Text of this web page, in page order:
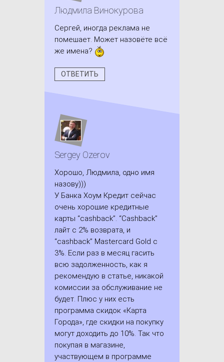
Людмила Винокурова
Сергей, иногда реклама не
помешает. Может назовёте всё
же имена?
ОТВЕТИТЬ
Sergey Ozerov
Хорошо, Людмила, одно имя
назову)))
У Банка Хоум Кредит сейчас
очень хорошие кредитные
карты “cashback”. “Cashback”
лайт с 2% возврата, и
“cashback” Mastercard Gold с
3%. Если раз в месяц гасить
всю задолженность, как я
рекомендую в статье, никакой
комиссии за обслуживание не
будет. Плюс у них есть
программа скидок «Карта
Города», где скидки на покупку
могут доходить до 10%. Так что
покупая в магазине,
участвующем в программе